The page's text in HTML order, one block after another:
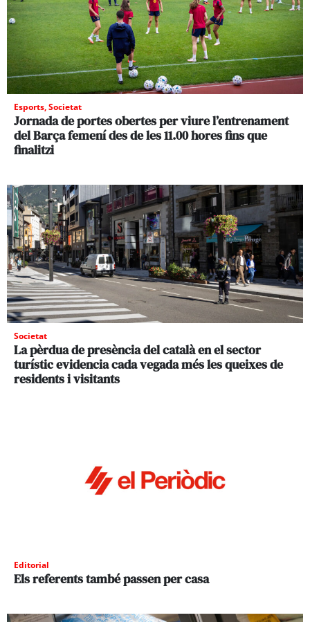
Esports,Societat
Jornada de portes obertes per viure l’entrenament
del Barça femení des de les 11.00 hores fins que
finalitzi
Societat
La pèrdua de presència del català en el sector
turístic evidencia cada vegada més les queixes de
residents i visitants
Editorial
Els referents també passen per casa